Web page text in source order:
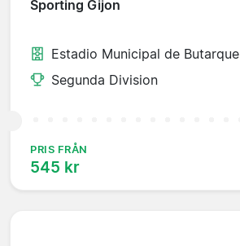
Sporting Gijon
Estadio Municipal de Butarque
Segunda Division
PRIS FRÅN
545 kr